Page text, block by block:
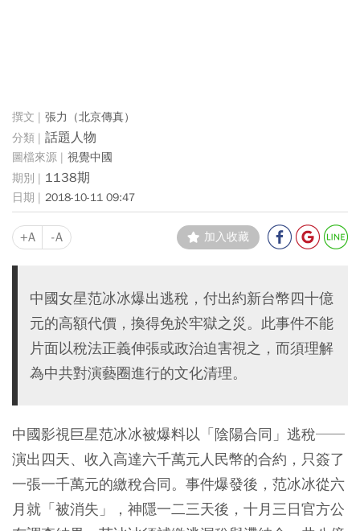
張力（北京傳真）
話題人物
視覺中國
1138期
2018-10-11 09:47
+A -A 加入收藏
中國女星范冰冰爆出逃稅，付出約新台幣四十億
元的高額代價，換得免於牢獄之災。此事件不能
片面以稅法正義伸張或政治迫害視之，而須理解
為中共對演藝圈進行的文化清理。
中國影視巨星范冰冰被爆料以「陰陽合同」逃稅──
演出四天、收入高達六千萬元人民幣的合約，只簽了
一張一千萬元的繳稅合同。事件爆發後，范冰冰從六
月就「被消失」，神隱一二三天後，十月三日官方公